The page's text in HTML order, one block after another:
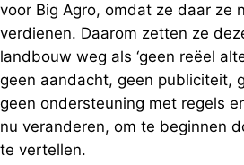
voor Big Agro, omdat ze daar ze
verdienen. Daarom zetten ze
landbouw weg als ‘geen reëel
geen aandacht, geen publiciteit,
geen ondersteuning met regels
nu veranderen, om te beginnen
te vertellen.